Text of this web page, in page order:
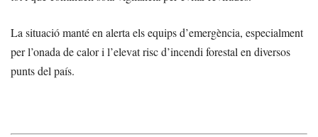
La situació manté en alerta els equips d’emergència, especialment
per l’onada de calor i l’elevat risc d’incendi forestal en diversos
punts del país.